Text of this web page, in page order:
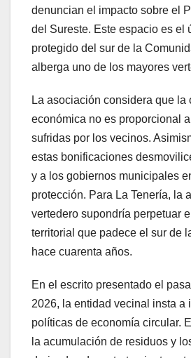
denuncian el impacto sobre el
del Sureste. Este espacio es el
protegido del sur de la
alberga uno de los mayores
La asociación considera que la
económica no es proporcional
sufridas por los vecinos.
estas bonificaciones
y a los gobiernos municipales
protección. Para La Tenería, la
vertedero supondría perpetuar
territorial que padece el sur de
hace cuarenta años.
En el escrito presentado el
2026, la entidad vecinal insta a
políticas de economía circular.
la acumulación de residuos y